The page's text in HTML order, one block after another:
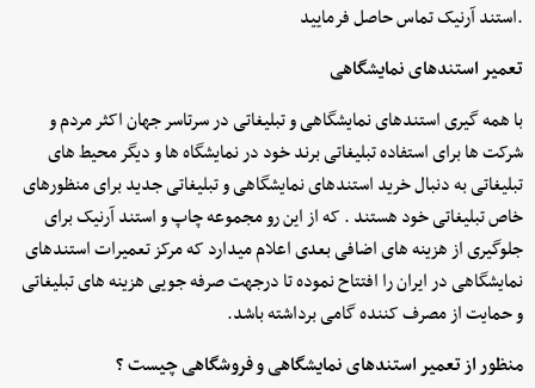
استند آرنیک تماس حاصل فرمایید.
تعمیر استندهای نمایشگاهی
با همه گیری استندهای نمایشگاهی و تبلیغاتی در سرتاسر جهان اکثر مردم و
شرکت ها برای استفاده تبلیغاتی برند خود در نمایشگاه ها و دیگر محیط های
تبلیغاتی به دنبال خرید استندهای نمایشگاهی و تبلیغاتی جدید برای منظورهای
خاص تبلیغاتی خود هستند . که از این رو مجموعه چاپ و استند آرنیک برای
جلوگیری از هزینه های اضافی بعدی اعلام میدارد که مرکز تعمیرات استندهای
نمایشگاهی در ایران را افتتاح نموده تا درجهت صرفه جویی هزینه های تبلیغاتی
و حمایت از مصرف کننده گامی برداشته باشد.
منظور از تعمیر استندهای نمایشگاهی و فروشگاهی چیست ؟